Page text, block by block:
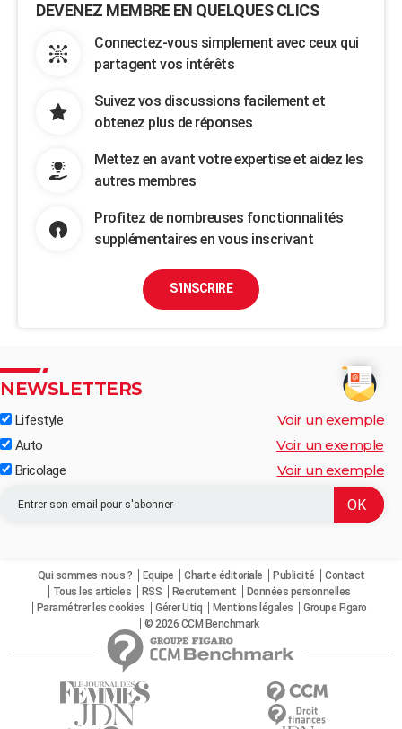
DEVENEZ MEMBRE EN QUELQUES CLICS
Connectez-vous simplement avec ceux qui
partagent vos intérêts
Suivez vos discussions facilement et
obtenez plus de réponses
Mettez en avant votre expertise et aidez les
autres membres
Profitez de nombreuses fonctionnalités
supplémentaires en vous inscrivant
S'INSCRIRE
NEWSLETTERS
Lifestyle Voir un exemple
Auto Voir un exemple
Bricolage Voir un exemple
Qui sommes-nous ? Equipe Charte éditoriale Publicité
Contact
Tous les articles
RSS Recrutement
Données personnelles
Paramétrer les cookies
Gérer Utiq Mentions légales
Groupe Figaro
© 2026 CCM Benchmark